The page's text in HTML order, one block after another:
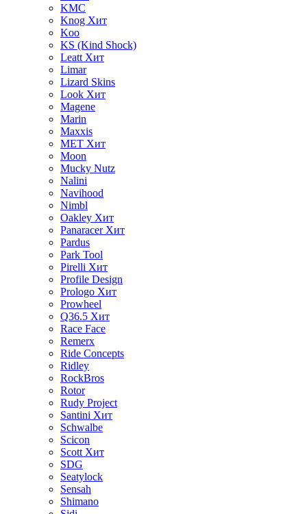
KMC
Knog Хит
Koo
KS (Kind Shock)
Leatt Хит
Limar
Lizard Skins
Look Хит
Magene
Marin
Maxxis
MET Хит
Moon
Mucky Nutz
Nalini
Navihood
Nimbl
Oakley Хит
Panaracer Хит
Pardus
Park Tool
Pirelli Хит
Profile Design
Prologo Хит
Prowheel
Q36.5 Хит
Race Face
Remerx
Ride Concepts
Ridley
RockBros
Rotor
Rudy Project
Santini Хит
Schwalbe
Scicon
Scott Хит
SDG
Seatylock
Sensah
Shimano